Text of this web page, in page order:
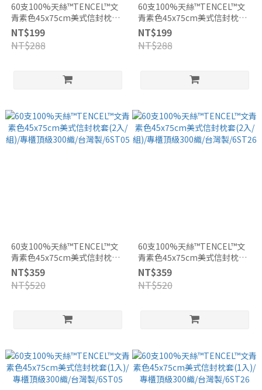
60支100%天絲™TENCEL™文
青素色45x75cm美式信封枕套
(1入)/專櫃頂級300織/台灣
製/6ST06
NT$199
NT$288
60支100%天絲™TENCEL™文
青素色45x75cm美式信封枕套
(1入)/專櫃頂級300織/台灣
製/6ST27
NT$199
NT$288
60支100%天絲™TENCEL™文
青素色45x75cm美式信封枕套
(2入/組)/專櫃頂級300織/台灣
製/6ST05
NT$359
NT$520
60支100%天絲™TENCEL™文
青素色45x75cm美式信封枕套
(2入/組)/專櫃頂級300織/台灣
製/6ST26
NT$359
NT$520